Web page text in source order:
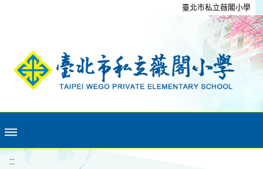
臺北市私立薇閣小學
:::